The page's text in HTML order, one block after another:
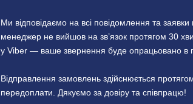
Ми відповідаємо на всі повідомлення та
менеджер не вийшов на зв’язок протягом 30
у Viber — ваше звернення буде опрацьовано в
Відправлення замовлень здійснюється
передоплати. Дякуємо за довіру та співпрацю!